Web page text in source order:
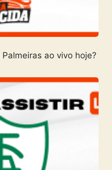
ao vivo hoje?